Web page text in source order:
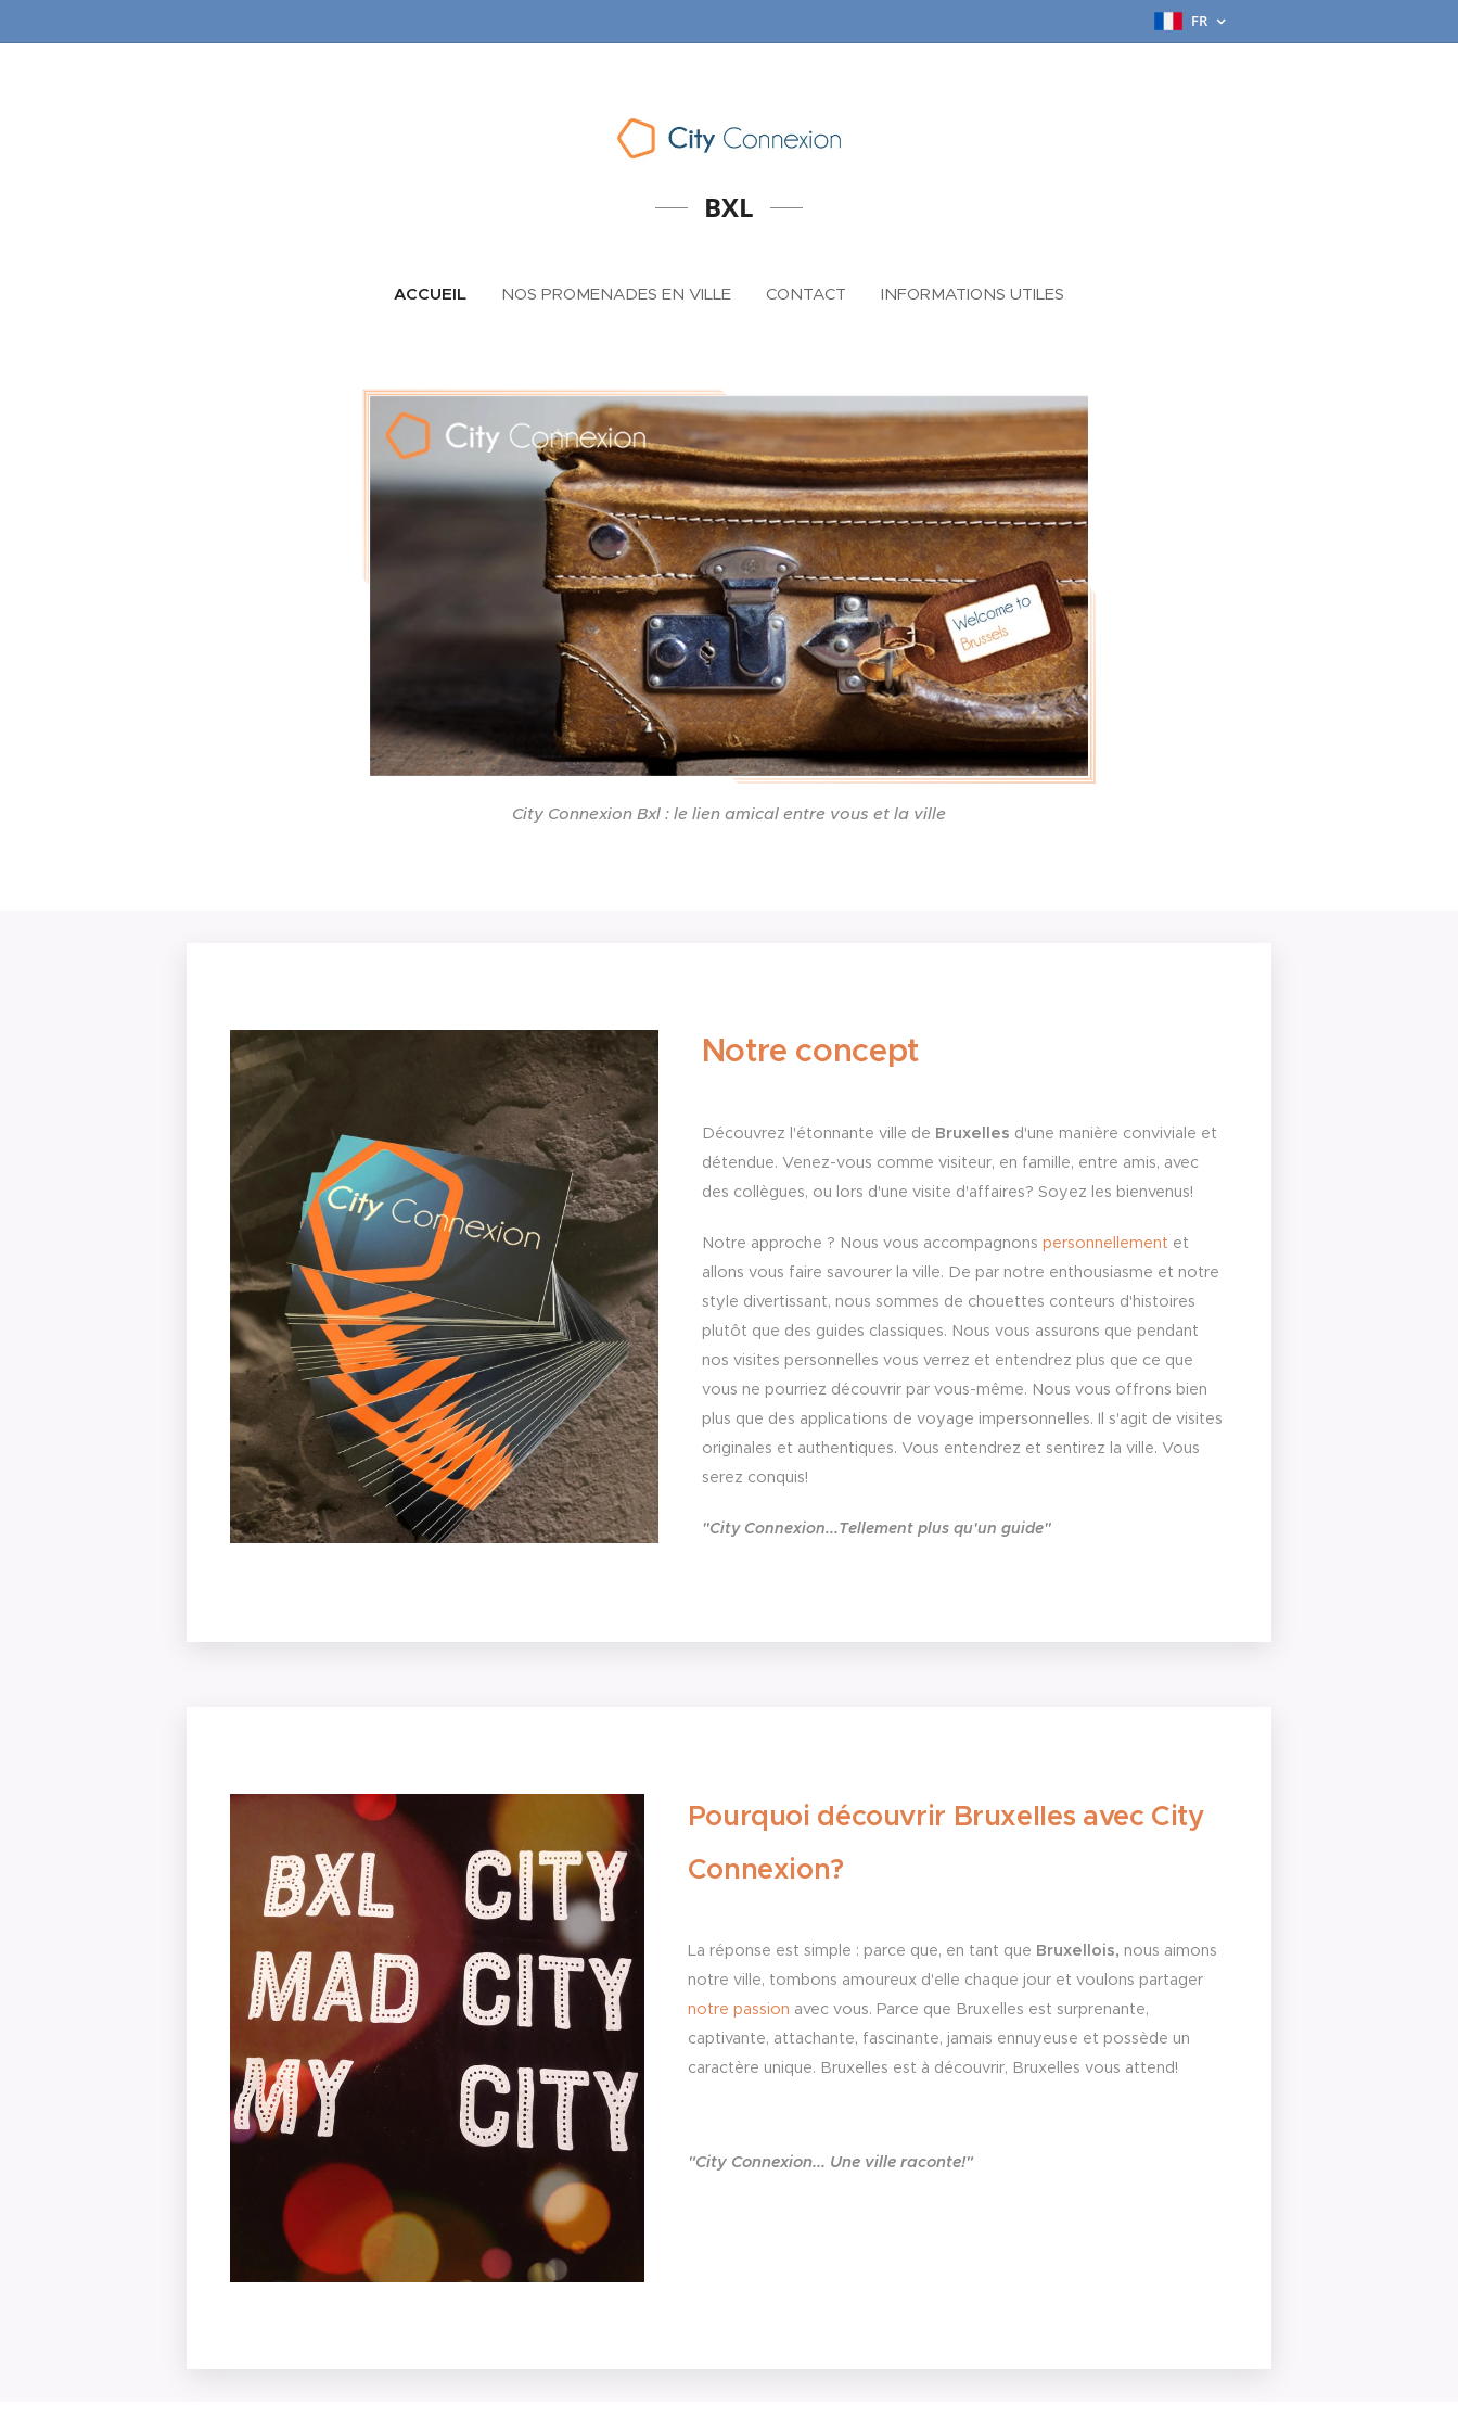
FR
BXL
ACCUEIL NOS PROMENADES EN VILLE CONTACT INFORMATIONS UTILES
City Connexion Bxl : le lien amical entre vous et la ville
Notre concept
Découvrez l'étonnante ville de Bruxelles d'une manière conviviale et
détendue. Venez-vous comme visiteur, en famille, entre amis, avec
des collègues, ou lors d'une visite d'affaires? Soyez les bienvenus!
Notre approche ? Nous vous accompagnons personnellement et
allons vous faire savourer la ville. De par notre enthousiasme et notre
style divertissant, nous sommes de chouettes conteurs d'histoires
plutôt que des guides classiques. Nous vous assurons que pendant
nos visites personnelles vous verrez et entendrez plus que ce que
vous ne pourriez découvrir par vous-même. Nous vous offrons bien
plus que des applications de voyage impersonnelles. Il s'agit de visites
originales et authentiques. Vous entendrez et sentirez la ville. Vous
serez conquis!
"City Connexion...Tellement plus qu'un guide"
Pourquoi découvrir Bruxelles avec City
Connexion?
La réponse est simple : parce que, en tant que Bruxellois, nous aimons
notre ville, tombons amoureux d'elle chaque jour et voulons partager
notre passion avec vous. Parce que Bruxelles est surprenante,
captivante, attachante, fascinante, jamais ennuyeuse et possède un
caractère unique. Bruxelles est à découvrir, Bruxelles vous attend!
"City Connexion... Une ville raconte!"